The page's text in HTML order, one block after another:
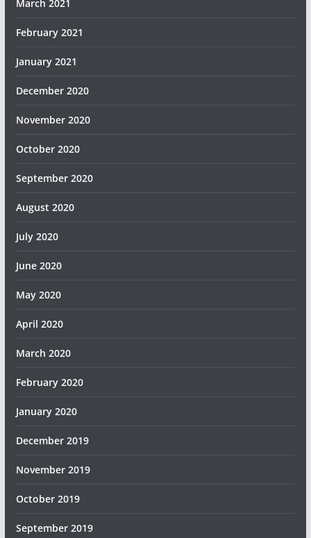
March 2021
February 2021
January 2021
December 2020
November 2020
October 2020
September 2020
August 2020
July 2020
June 2020
May 2020
April 2020
March 2020
February 2020
January 2020
December 2019
November 2019
October 2019
September 2019